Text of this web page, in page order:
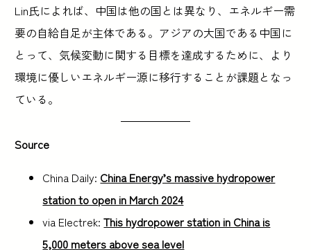
Lin氏によれば、中国は他の国とは異なり、エネルギー需
要の自給自足が主体である。アジアの大国である中国に
とって、気候変動に関する目標を達成するために、より
環境に優しいエネルギー源に移行することが課題となっ
ている。
Source
China Daily: China Energy’s massive hydropower
station to open in March 2024
via Electrek:This hydropower station in China is
5,000 meters above sea level